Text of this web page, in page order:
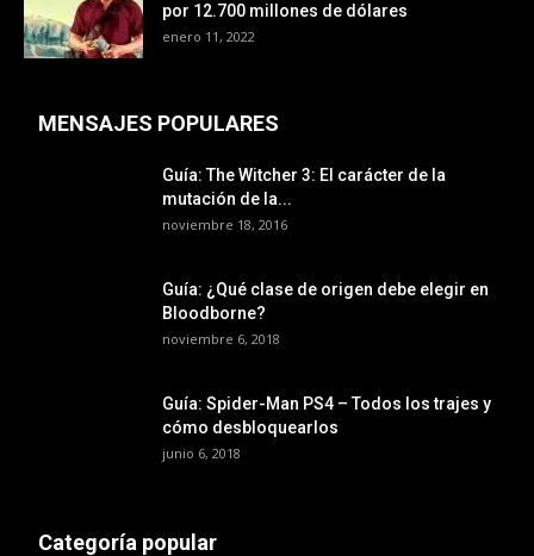
por 12.700 millones de dólares
enero 11, 2022
MENSAJES POPULARES
Guía: The Witcher 3: El carácter de la
mutación de la...
noviembre 18, 2016
Guía: ¿Qué clase de origen debe elegir en
Bloodborne?
noviembre 6, 2018
Guía: Spider-Man PS4 – Todos los trajes y
cómo desbloquearlos
junio 6, 2018
Categoría popular